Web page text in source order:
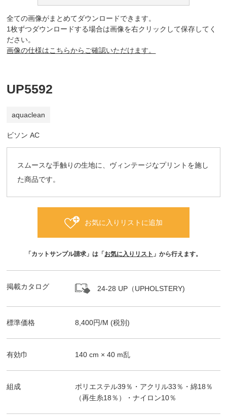
全ての画像がまとめてダウンロードできます。
1枚ずつダウンロードする場合は画像を右クリックして保存してく
ださい。
画像の仕様はこちらからご確認いただけます。
UP5592
aquaclean
ビソン AC
スムースな手触りの生地に、ヴィンテージなプリントを施し
た商品です。
お気に入りリストに追加
「カットサンプル請求」は「 お気に入りリスト 」から行えます。
掲載カタログ 24-28 UP（UPHOLSTERY)
標準価格 8,400円/M (税別)
有効巾 140 cm ×40 m乱
組成
ポリエステル39％・アクリル33％・綿18％
（再生糸18％）・ナイロン10％